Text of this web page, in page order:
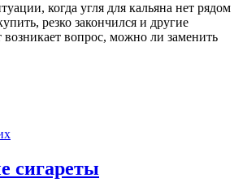
когда угля для кальяна нет рядом
резко закончился и другие
вопрос, можно ли заменить
сигареты